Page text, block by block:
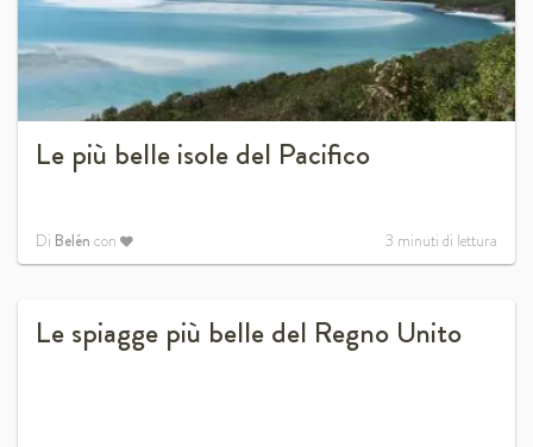
Le più belle isole del Pacifico
Di Belén con 3 minuti di lettura
Le spiagge più belle del Regno Unito